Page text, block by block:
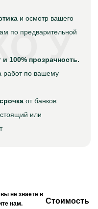
и осмотр вашего
по предварительной
и 100% прозрачность.
работ по вашему
от банков
или
У
не знаете в
нам.
Стоимость